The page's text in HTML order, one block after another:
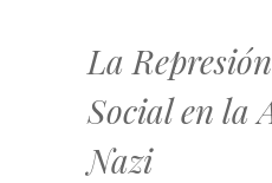
La
Social en la
Nazi